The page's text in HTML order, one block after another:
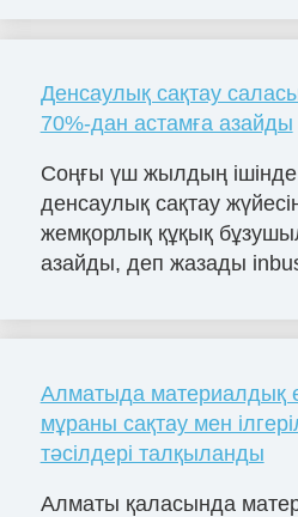
Денсаулық сақтау
70%-дан астамға азайды
Соңғы үш жылдың ішінде
денсаулық сақтау
жемқорлық құқық
азайды, деп жазады
Алматыда материалдық
мұраны сақтау мен
тәсілдері талқыланды
Алматы қаласында